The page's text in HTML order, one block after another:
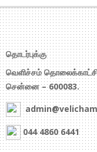
தொடர்புக்கு
வெளிச்சம்
சென்னை – 600083.
044 4860 6441